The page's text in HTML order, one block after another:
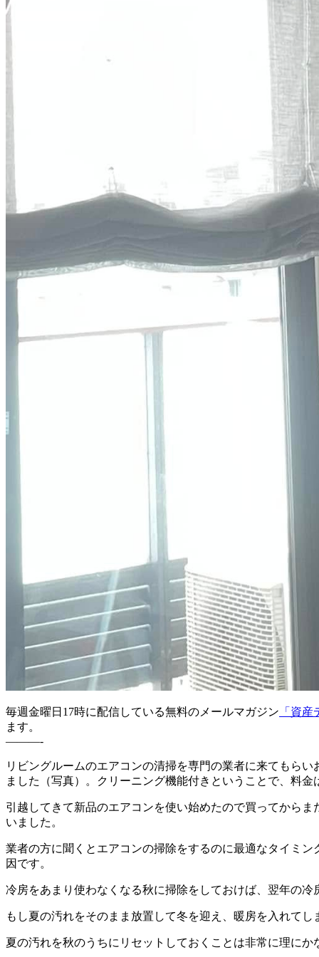
毎週金曜日17時に配信している無料のメールマガジン 「資
ます。
———-
リビングルームのエアコンの清掃を専門の業者に来てもら
ました（写真）。クリーニング機能付きということで、料金
引越してきて新品のエアコンを使い始めたので買ってから
いました。
業者の方に聞くとエアコンの掃除をするのに最適なタイミ
因です。
冷房をあまり使わなくなる秋に掃除をしておけば、翌年の
もし夏の汚れをそのまま放置して冬を迎え、暖房を入れて
夏の汚れを秋のうちにリセットしておくことは非常に理にか